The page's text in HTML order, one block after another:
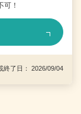
可！
了日： 2026/09/04